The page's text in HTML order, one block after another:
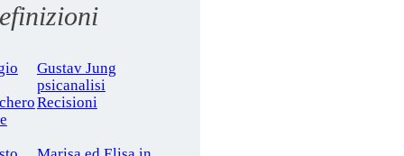
Gustav Jung
psicanalisi
Recisioni